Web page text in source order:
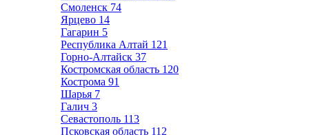
Смоленск 74
Ярцево 14
Гагарин 5
Республика Алтай 121
Горно-Алтайск 37
Костромская область 120
Кострома 91
Шарья 7
Галич 3
Севастополь 113
Псковская область 112